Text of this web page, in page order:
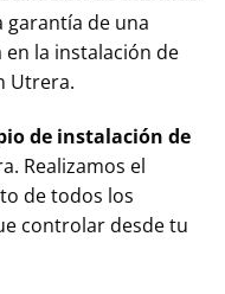
garantía de una
la instalación de
Utrera.
de instalación de
Realizamos el
de todos los
controlar desde tu